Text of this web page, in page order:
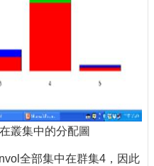
叢集中的分配圖
全部集中在群集4，因此